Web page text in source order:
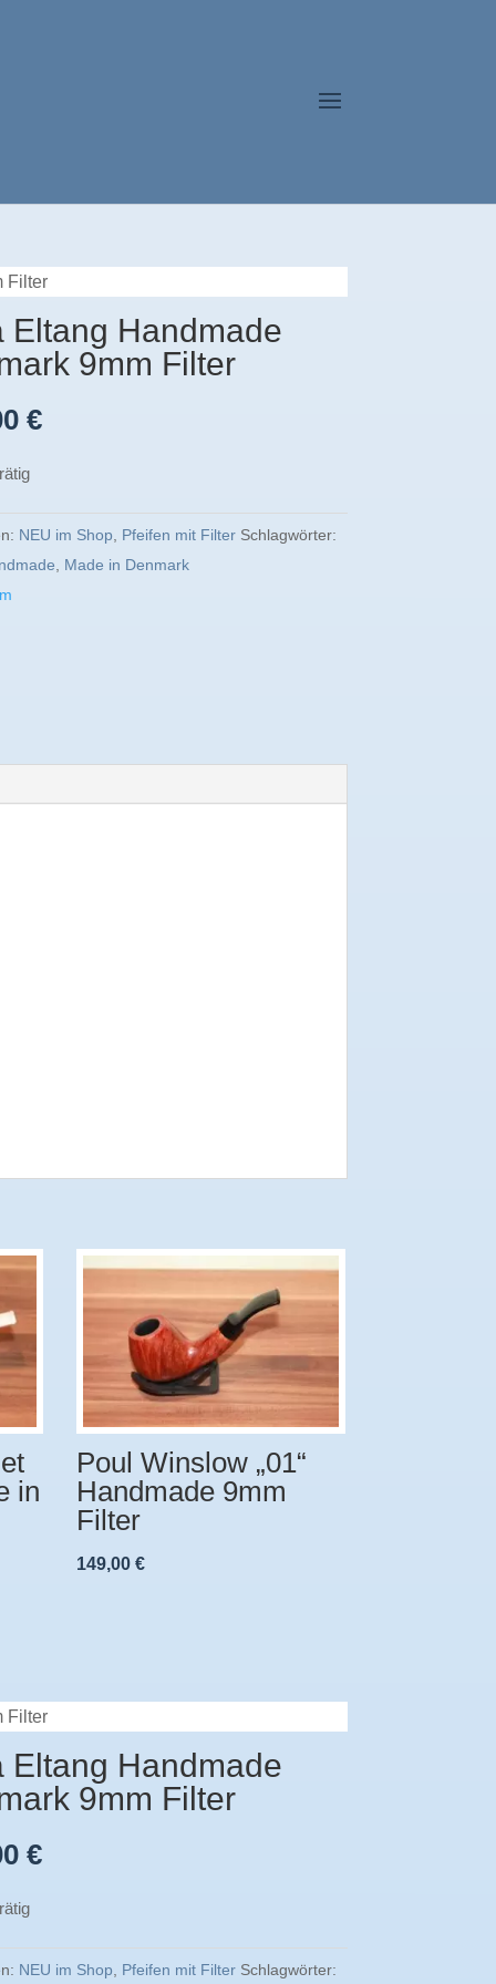
Filter
Eltang Handmade
9mm Filter
€
NEU im Shop, Pfeifen mit Filter Schlagwörter:
, Made in Denmark
in
Poul Winslow „01“
Handmade 9mm
Filter
149,00 €
Filter
Eltang Handmade
9mm Filter
€
NEU im Shop, Pfeifen mit Filter Schlagwörter: